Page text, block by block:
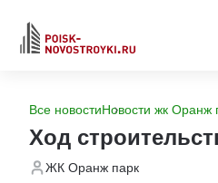
Все новостиНовости жк Оранж
Ход
ЖК Оранж парк